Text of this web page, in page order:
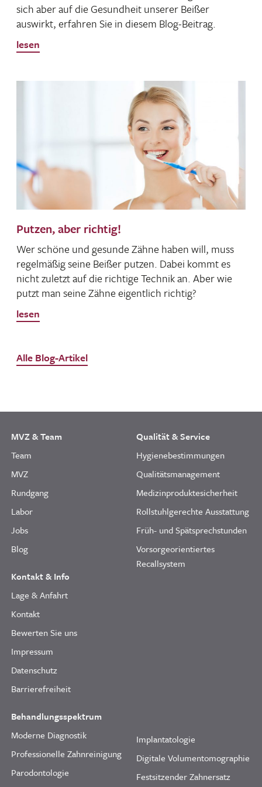
sich aber auf die Gesund­heit unserer Beißer
auswirkt, erfahren Sie in diesem Blog-Beitrag.
lesen
Putzen, aber richtig!
Wer schöne und gesunde Zähne haben will, muss
regel­mäßig seine Beißer putzen. Dabei kommt es
nicht zuletzt auf die rich­tige Technik an. Aber wie
putzt man seine Zähne eigent­lich richtig?
lesen
Alle Blog-Artikel
MVZ & Team
Team
MVZ
Rundgang
Labor
Jobs
Blog
Kontakt & Info
Lage & Anfahrt
Kontakt
Bewerten Sie uns
Impressum
Datenschutz
Barrierefreiheit
Qualität & Service
Hygienebestimmungen
Qualitätsmanagement
Medizinproduktesicherheit
Rollstuhlgerechte Ausstattung
Früh- und Spätsprechstunden
Vorsorgeorientiertes
Recallsystem
Behandlungsspektrum
Moderne Diagnostik
Professionelle Zahnreinigung
Parodontologie
Implantatologie
Digitale Volumentomographie
Festsitzender Zahnersatz